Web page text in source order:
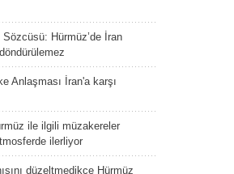
Sözcüsü: Hürmüz’de İran
Anlaşması İran'a karşı
ile ilgili müzakereler
ilerliyor
düzeltmedikçe Hürmüz